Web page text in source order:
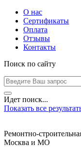
О нас
Сертификаты
Оплата
Отзывы
Контакты
Поиск по сайту
Идет поиск...
Показать все
Ремонтно-
Москва и МО